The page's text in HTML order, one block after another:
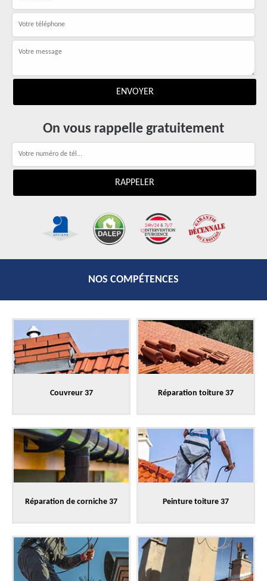
On vous rappelle gratuitement
NOS COMPÉTENCES
Couvreur 37 Réparation toiture 37
Réparation de corniche 37 Peinture toiture 37